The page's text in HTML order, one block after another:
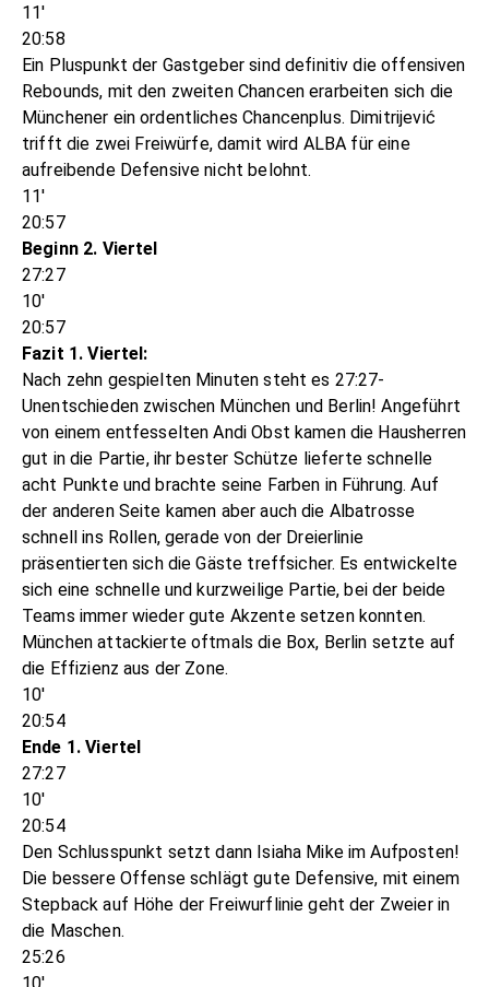
11'
20:58
Ein Pluspunkt der Gastgeber sind definitiv die offensiven
Rebounds, mit den zweiten Chancen erarbeiten sich die
Münchener ein ordentliches Chancenplus. Dimitrijević
trifft die zwei Freiwürfe, damit wird ALBA für eine
aufreibende Defensive nicht belohnt.
11'
20:57
Beginn 2. Viertel
27:27
10'
20:57
Fazit 1. Viertel:
Nach zehn gespielten Minuten steht es 27:27-
Unentschieden zwischen München und Berlin! Angeführt
von einem entfesselten Andi Obst kamen die Hausherren
gut in die Partie, ihr bester Schütze lieferte schnelle
acht Punkte und brachte seine Farben in Führung. Auf
der anderen Seite kamen aber auch die Albatrosse
schnell ins Rollen, gerade von der Dreierlinie
präsentierten sich die Gäste treffsicher. Es entwickelte
sich eine schnelle und kurzweilige Partie, bei der beide
Teams immer wieder gute Akzente setzen konnten.
München attackierte oftmals die Box, Berlin setzte auf
die Effizienz aus der Zone.
10'
20:54
Ende 1. Viertel
27:27
10'
20:54
Den Schlusspunkt setzt dann Isiaha Mike im Aufposten!
Die bessere Offense schlägt gute Defensive, mit einem
Stepback auf Höhe der Freiwurflinie geht der Zweier in
die Maschen.
25:26